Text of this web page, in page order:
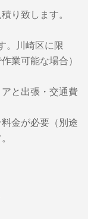
り致します。
川崎区に限
業可能な場合）
と出張・交通費
金が必要（別途